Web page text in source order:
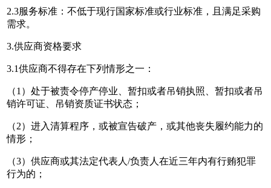
2.3服务标准：不低于现行国家标准或行业标准，且满足采购
需求。
3.供应商资格要求
3.1供应商不得存在下列情形之一：
（1）处于被责令停产停业、暂扣或者吊销执照、暂扣或者吊
销许可证、吊销资质证书状态；
（2）进入清算程序，或被宣告破产，或其他丧失履约能力的
情形；
（3）供应商或其法定代表人/负责人在近三年内有行贿犯罪
行为的；